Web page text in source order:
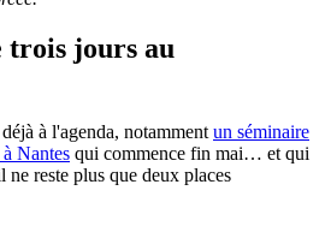
trois jours au
à l'agenda, notamment un séminaire
Nantes qui commence fin mai… et qui
reste plus que deux places